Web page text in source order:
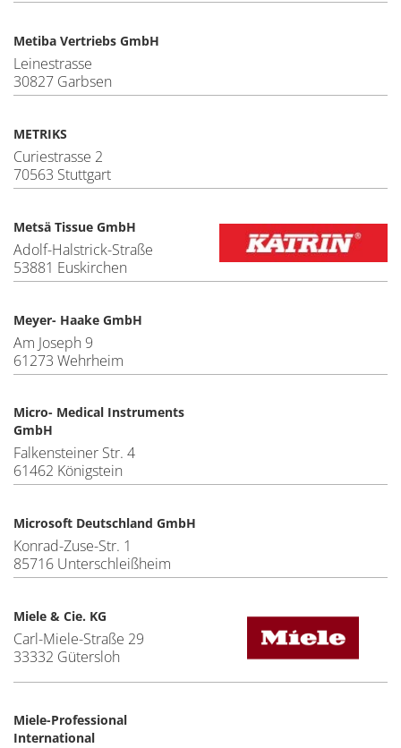
Metiba Vertriebs GmbH
Leinestrasse
30827 Garbsen
METRIKS
Curiestrasse 2
70563 Stuttgart
Metsä Tissue GmbH
Adolf-Halstrick-Straße
53881 Euskirchen
Meyer- Haake GmbH
Am Joseph 9
61273 Wehrheim
Micro- Medical Instruments
GmbH
Falkensteiner Str. 4
61462 Königstein
Microsoft Deutschland GmbH
Konrad-Zuse-Str. 1
85716 Unterschleißheim
Miele & Cie. KG
Carl-Miele-Straße 29
33332 Gütersloh
Miele-Professional
International